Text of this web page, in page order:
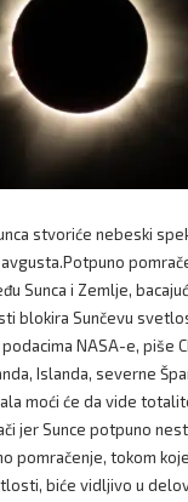
stvoriće nebeski
Sunca i Zemlje,
blokira Sunčevu
NASA-e, piše
Islanda, severne
moći će da vide
jer Sunce potpuno
pomračenje, tokom
biće vidljivo u